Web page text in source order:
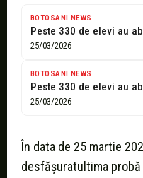
BOTOSANI NEWS
25/03/2026
BOTOSANI NEWS
25/03/2026
În data de 25 martie
desfășuratultima